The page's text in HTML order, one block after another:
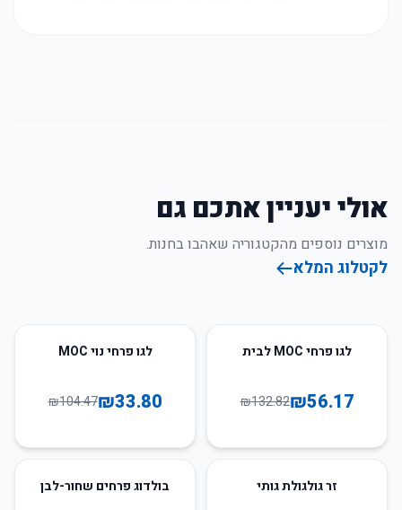
אולי יעניין אתכם גם
מוצרים נוספים מהקטגוריה שאהבו בחנות.
לקטלוג המלא
לגו פרחי MOC לבית
₪56.17
₪132.82
לגו פרחי נוי MOC
₪33.80
₪104.47
זר גולגולת גותי 55
בולדוג פרחים שחור-לבן